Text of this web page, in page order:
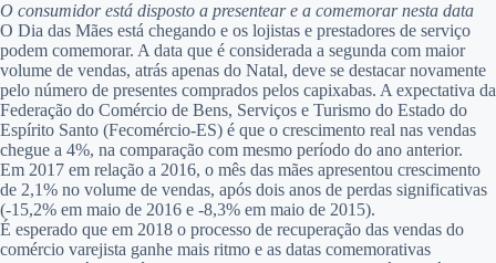
O consumidor está disposto a presentear e a comemorar nesta data
O Dia das Mães está chegando e os lojistas e prestadores de serviço
podem comemorar. A data que é considerada a segunda com maior
volume de vendas, atrás apenas do Natal, deve se destacar novamente
pelo número de presentes comprados pelos capixabas. A expectativa da
Federação do Comércio de Bens, Serviços e Turismo do Estado do
Espírito Santo (Fecomércio-ES) é que o crescimento real nas vendas
chegue a 4%, na comparação com mesmo período do ano anterior.
Em 2017 em relação a 2016, o mês das mães apresentou crescimento
de 2,1% no volume de vendas, após dois anos de perdas significativas
(-15,2% em maio de 2016 e -8,3% em maio de 2015).
É esperado que em 2018 o processo de recuperação das vendas do
comércio varejista ganhe mais ritmo e as datas comemorativas